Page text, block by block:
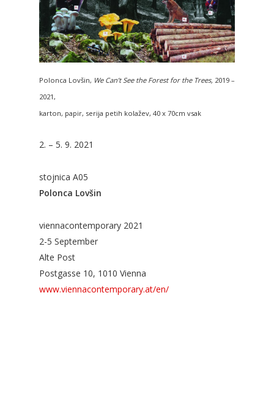
Polonca Lovšin, We Can’t See the Forest for the Trees, 2019 –
2021,
karton, papir, serija petih kolažev, 40 x 70cm vsak
2. – 5. 9. 2021
stojnica A05
Polonca Lovšin
viennacontemporary 2021
2-5 September
Alte Post
Postgasse 10, 1010 Vienna
www.viennacontemporary.at/en/